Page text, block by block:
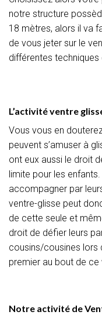
notre structure
18 mètres, alors il va
de vous jeter sur le
différentes techniques
L’activité ventre
Vous vous en
peuvent s’amuser à
ont eux aussi le droit
limite pour les enfants.
accompagner par
ventre-glisse peut
de cette seule et
droit de défier leurs
cousins/cousines lors
premier au bout de ce
Notre activité de